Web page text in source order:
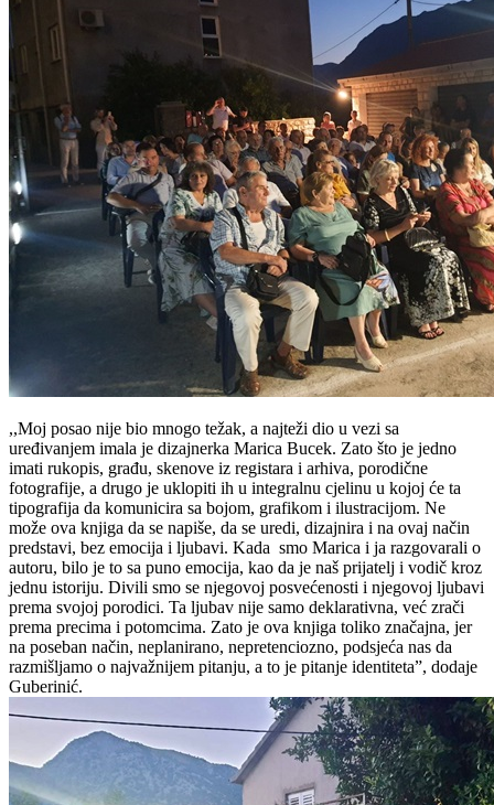
,,Moj posao nije bio mnogo težak, a najteži dio u vezi sa
uređivanjem imala je dizajnerka Marica Bucek. Zato što je jedno
imati rukopis, građu, skenove iz registara i arhiva, porodične
fotografije, a drugo je uklopiti ih u integralnu cjelinu u kojoj će ta
tipografija da komunicira sa bojom, grafikom i ilustracijom. Ne
može ova knjiga da se napiše, da se uredi, dizajnira i na ovaj način
predstavi, bez emocija i ljubavi. Kada smo Marica i ja razgovarali o
autoru, bilo je to sa puno emocija, kao da je naš prijatelj i vodič kroz
jednu istoriju. Divili smo se njegovoj posvećenosti i njegovoj ljubavi
prema svojoj porodici. Ta ljubav nije samo deklarativna, već zrači
prema precima i potomcima. Zato je ova knjiga toliko značajna, jer
na poseban način, neplanirano, nepretenciozno, podsjeća nas da
razmišljamo o najvažnijem pitanju, a to je pitanje identiteta”, dodaje
Guberinić.